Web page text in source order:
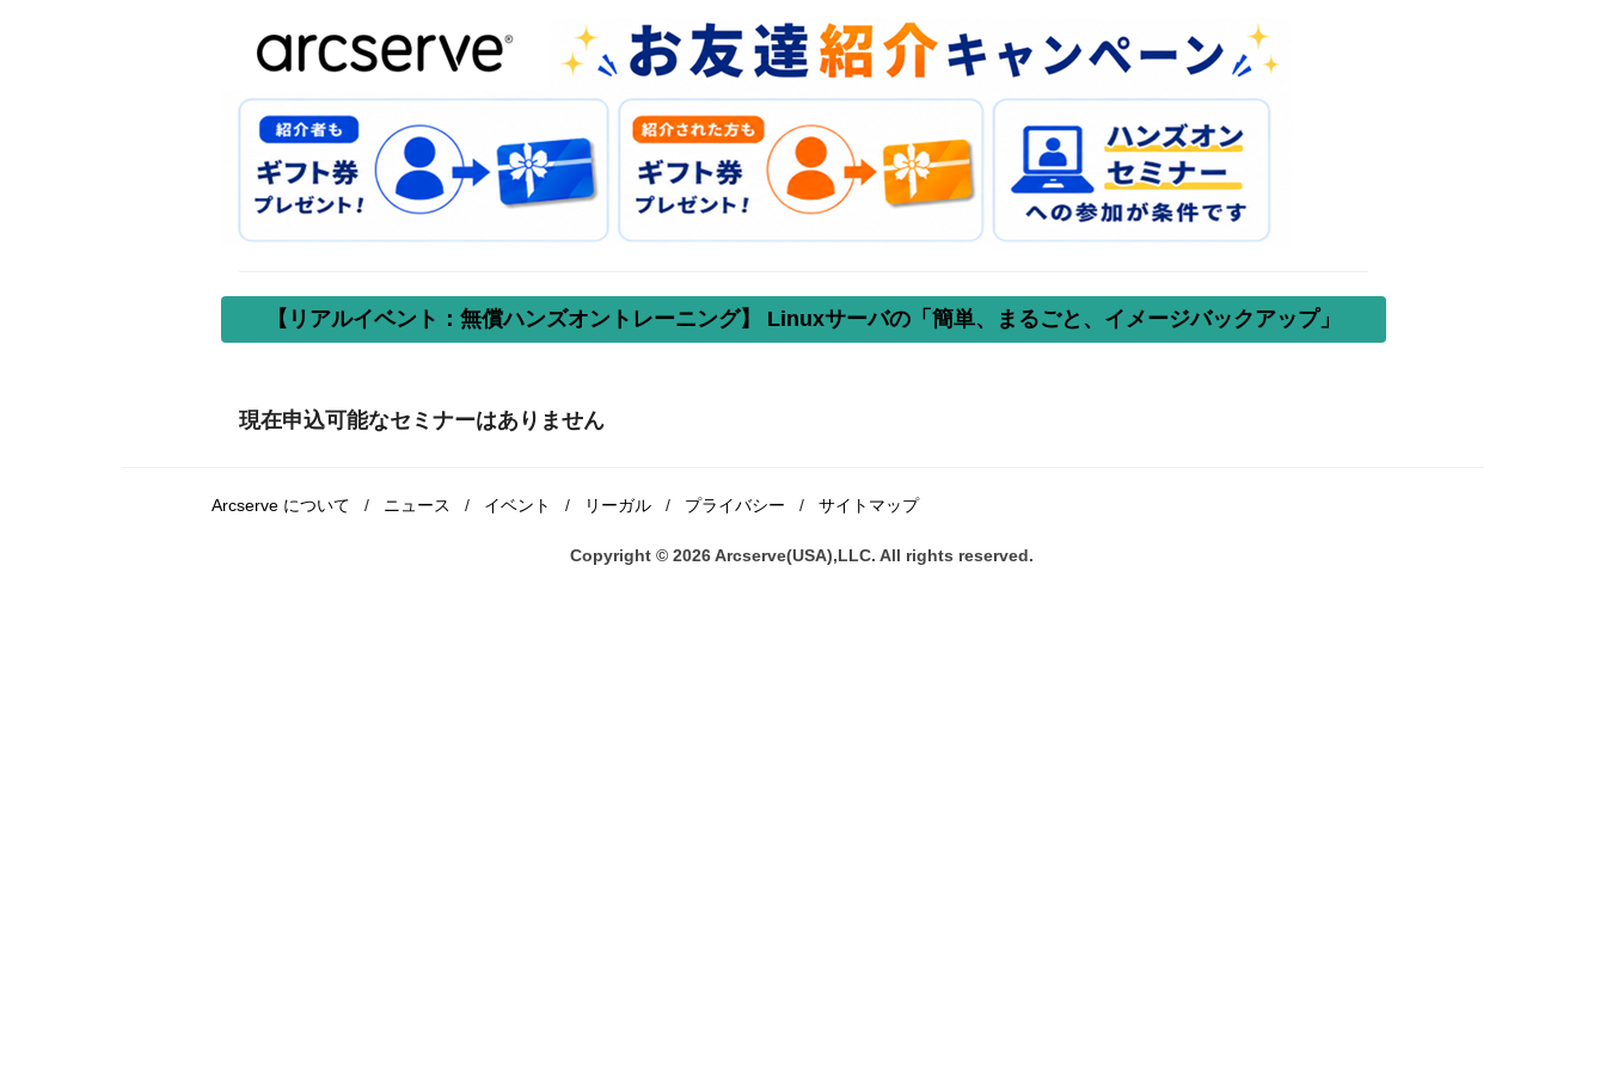
【リアルイベント：無償ハンズオントレーニング】 Linuxサーバの「簡単、まるごと、イメージバックアップ」
現在申込可能なセミナーはありません
Arcserve について / ニュース / イベント / リーガル/ プライバシー / サイトマップ
Copyright © 2026 Arcserve(USA),LLC. All rights reserved.